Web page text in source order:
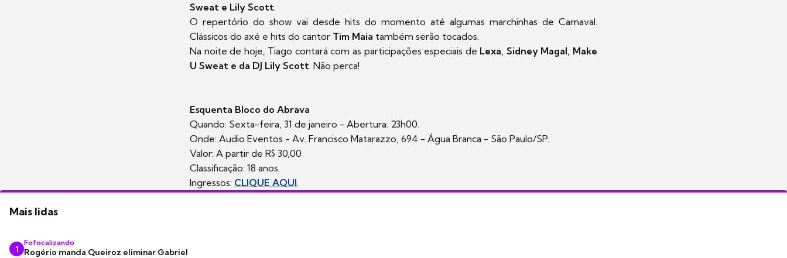
Sweat e Lily Scott
O repertório do show vai desde hits do momento até algumas marchinhas de Carnaval.
Clássicos do axé e hits do cantor Tim Maia também serão tocados.
Na noite de hoje, Tiago contará com as participações especiais de Lexa, Sidney Magal, Make
U Sweat e da DJ Lily Scott . Não perca!
Esquenta Bloco do Abrava
Quando: Sexta-feira, 31 de janeiro - Abertura: 23h00.
Onde: Audio Eventos - Av. Francisco Matarazzo, 694 - Água Branca - São Paulo/SP.
Valor: A partir de R$ 30,00
Classificação: 18 anos.
Ingressos: CLIQUE AQUI
Mais lidas
1
Fofocalizando
Rogério manda Queiroz eliminar Gabriel